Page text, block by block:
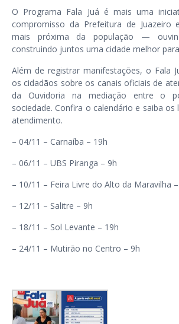
O Programa Fala Juá é mais uma
compromisso da Prefeitura de Juazeiro
mais próxima da população —
construindo juntos uma cidade melhor
Além de registrar manifestações, o Fala
os cidadãos sobre os canais oficiais de
da Ouvidoria na mediação entre o
sociedade. Confira o calendário e saiba os
atendimento.
– 04/11 – Carnaíba – 19h
– 06/11 – UBS Piranga – 9h
– 10/11 – Feira Livre do Alto da Maravilha
– 12/11 – Salitre – 9h
– 18/11 – Sol Levante – 19h
– 24/11 – Mutirão no Centro – 9h